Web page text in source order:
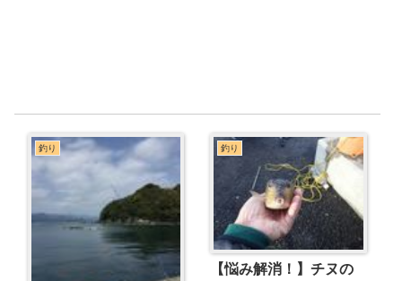
釣り 釣り
【悩み解消！】チヌの